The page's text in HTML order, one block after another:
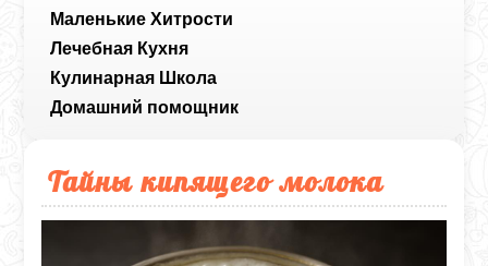
Маленькие Хитрости
Лечебная Кухня
Кулинарная Школа
Домашний помощник
Тайны кипящего молока